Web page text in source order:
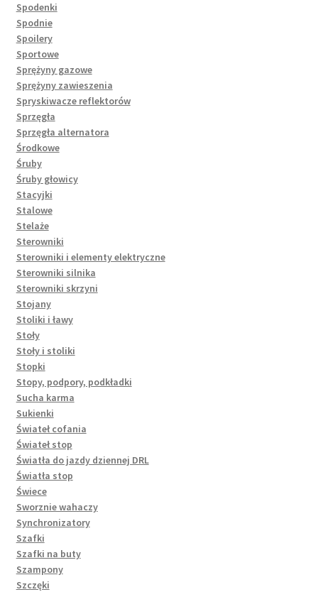
Spodenki
Spodnie
Spoilery
Sportowe
Sprężyny gazowe
Sprężyny zawieszenia
Spryskiwacze reflektorów
Sprzęgła
Sprzęgła alternatora
Środkowe
Śruby
Śruby głowicy
Stacyjki
Stalowe
Stelaże
Sterowniki
Sterowniki i elementy elektryczne
Sterowniki silnika
Sterowniki skrzyni
Stojany
Stoliki i ławy
Stoły
Stoły i stoliki
Stopki
Stopy, podpory, podkładki
Sucha karma
Sukienki
Świateł cofania
Świateł stop
Światła do jazdy dziennej DRL
Światła stop
Świece
Sworznie wahaczy
Synchronizatory
Szafki
Szafki na buty
Szampony
Szczęki